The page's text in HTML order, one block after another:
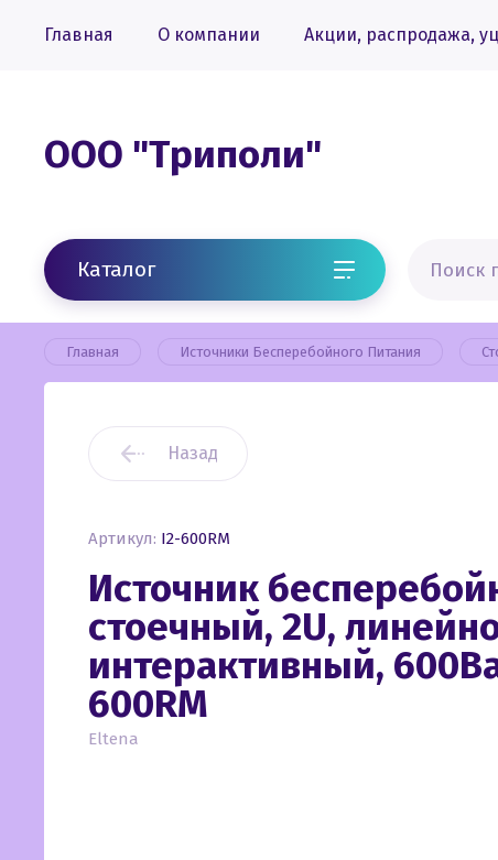
Главная О компании Акции, распродажа,
ООО "Триполи"
Каталог
Главная Источники Бесперебойного Питания
Назад
Артикул: I2-600RM
Источник
стоечный, 2U,
интерактивный,
600RM
Eltena